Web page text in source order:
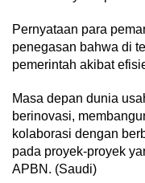
Pernyataan para
penegasan bahwa di
pemerintah akibat
Masa depan dunia
berinovasi,
kolaborasi dengan
pada proyek-proyek
APBN. (Saudi)